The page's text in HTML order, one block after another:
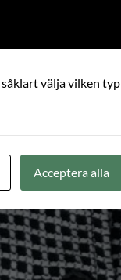
välja vilken typ
Acceptera alla